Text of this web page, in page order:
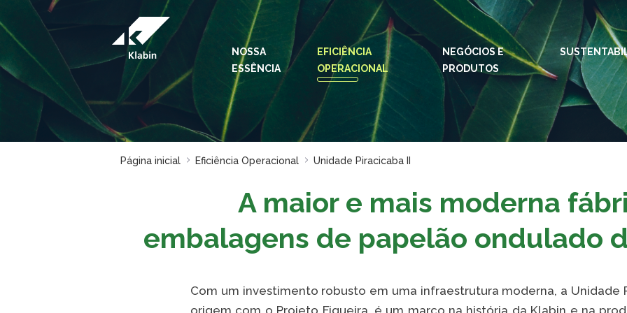
Pular para o Conteúdo principal
NOSSA
ESSÊNCIA
EFICIÊNCIA
OPERACIONAL
NEGÓCIOS E
PRODUTOS
IDIOMAS:
PT EN ES
ESPAÇOS KLABIN
Relações com
Investidores
Plante com a
Todas Florestas
Página inicial Eficiência Operacional Unidade Piracicaba II
A maior e mais moderna
embalagens de papelão ondulado
Com um investimento robusto em uma infraestrutura moderna, a Unidade
origem com o Projeto Figueira, é um marco na história da Klabin e na